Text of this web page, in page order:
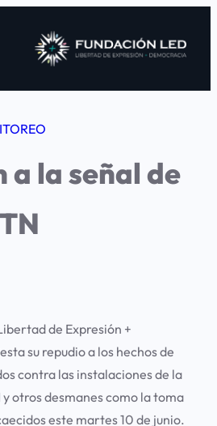
a la señal de
de Expresión +
su repudio a los hechos de
contra las instalaciones de la
otros desmanes como la toma
este martes 10 de junio.